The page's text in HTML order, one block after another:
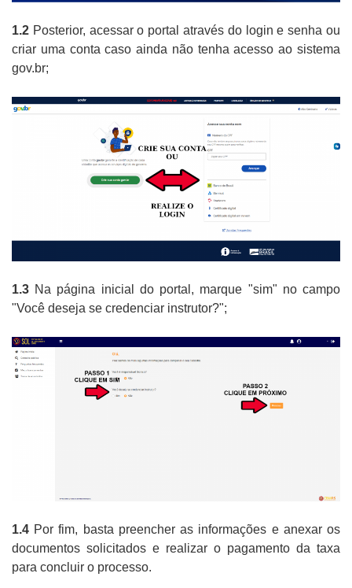
1.2 Posterior, acessar o portal através do login e senha ou
criar uma conta caso ainda não tenha acesso ao sistema
gov.br;
1.3 Na página inicial do portal, marque "sim" no campo
"Você deseja se credenciar instrutor?";
1.4 Por fim, basta preencher as informações e anexar os
documentos solicitados e realizar o pagamento da taxa
para concluir o processo.